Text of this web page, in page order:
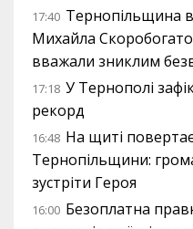
17:40 Тернопільщина
Михайла
вважали зниклим
17:18 У Тернополі
рекорд
16:48 На щиті
Тернопільщини:
зустріти Героя
16:00 Безоплатна